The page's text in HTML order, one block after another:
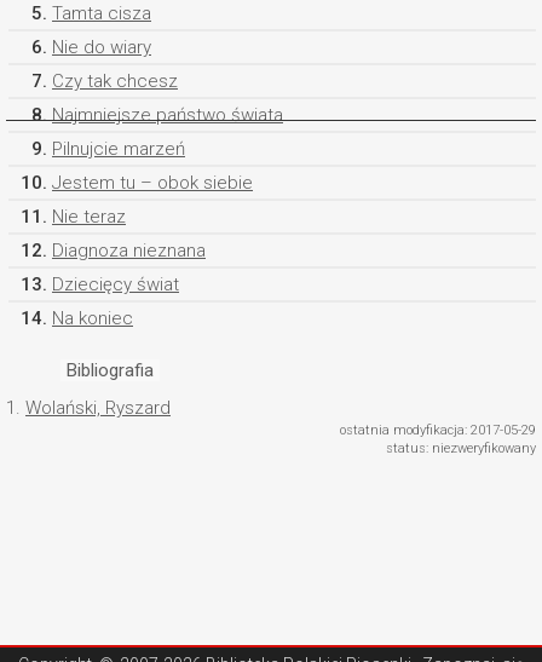
5. Tamta cisza
6. Nie do wiary
7. Czy tak chcesz
8. Najmniejsze państwo świata
9. Pilnujcie marzeń
10. Jestem tu – obok siebie
11. Nie teraz
12. Diagnoza nieznana
13. Dziecięcy świat
14. Na koniec
Bibliografia
1. Wolański, Ryszard
ostatnia modyfikacja: 2017-05-29
status: niezweryfikowany